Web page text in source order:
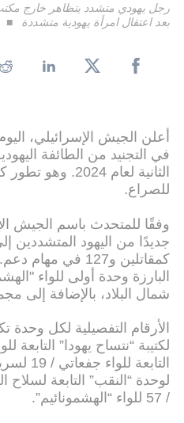
رجل يهودي متشدد يتظاهر خارج
بعد اعتقال امرأة يهودية متشددة
أعلن الجيش الإسرائيلي،
في التجنيد من الطائفة
الثانية لعام
للصراع.
كمقاتلين و127 في
البارزة وحدة أولى للواء
شمال البلاد، بالإضافة إلى
/ 57 للواء “الهشمونائيم”.